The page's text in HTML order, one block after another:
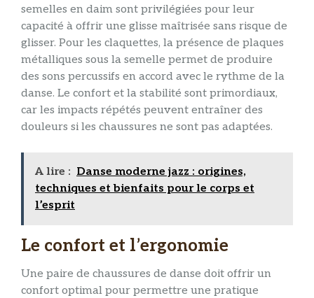
semelles en daim sont privilégiées pour leur
capacité à offrir une glisse maîtrisée sans risque de
glisser. Pour les claquettes, la présence de plaques
métalliques sous la semelle permet de produire
des sons percussifs en accord avec le rythme de la
danse. Le confort et la stabilité sont primordiaux,
car les impacts répétés peuvent entraîner des
douleurs si les chaussures ne sont pas adaptées.
A lire : Danse moderne jazz : origines,
techniques et bienfaits pour le corps et
l’esprit
Le confort et l’ergonomie
Une paire de chaussures de danse doit offrir un
confort optimal pour permettre une pratique